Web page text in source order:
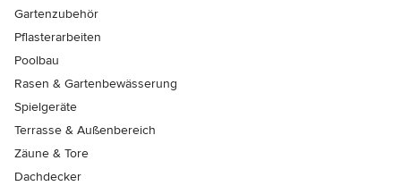
Gartenzubehör
Pflasterarbeiten
Poolbau
Rasen & Gartenbewässerung
Spielgeräte
Terrasse & Außenbereich
Zäune & Tore
Dachdecker